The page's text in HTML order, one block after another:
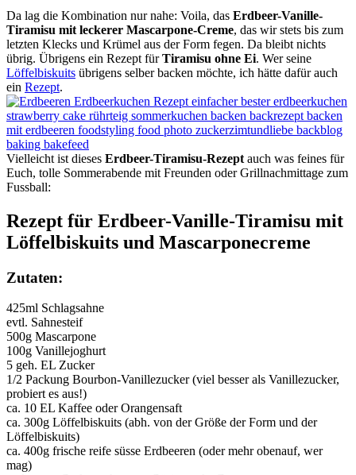
Da lag die Kombination nur nahe: Voila, das Erdbeer-Vanille-
Tiramisu mit leckerer Mascarpone-Creme, das wir stets bis zum
letzten Klecks und Krümel aus der Form fegen. Da bleibt nichts
übrig. Übrigens ein Rezept fürTiramisu ohne Ei. Wer seine
Löffelbiskuits übrigens selber backen möchte, ich hätte dafür auch
ein Rezept.
Vielleicht ist dieses Erdbeer-Tiramisu-Rezept auch was feines für
Euch, tolle Sommerabende mit Freunden oder Grillnachmittage zum
Fussball:
Rezept für Erdbeer-Vanille-Tiramisu mit
Löffelbiskuits und Mascarponecreme
Zutaten:
425ml Schlagsahne
evtl. Sahnesteif
500g Mascarpone
100g Vanillejoghurt
5 geh. EL Zucker
1/2 Packung Bourbon-Vanillezucker (viel besser als Vanillezucker,
probiert es aus!)
ca. 10 EL Kaffee oder Orangensaft
ca. 300g Löffelbiskuits (abh. von der Größe der Form und der
Löffelbiskuits)
ca. 400g frische reife süsse Erdbeeren (oder mehr obenauf, wer
mag)